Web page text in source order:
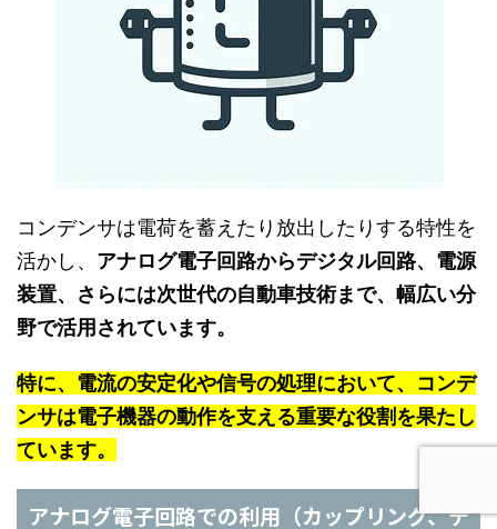
コンデンサは電荷を蓄えたり放出したりする特性を
活かし、 アナログ電子回路からデジタル回路、電源
装置、さらには次世代の自動車技術まで、幅広い分
野で活用されています。
特に、電流の安定化や信号の処理において、コンデ
ンサは電子機器の動作を支える重要な役割を果たし
ています。
アナログ電子回路での利用（カップリング、デ